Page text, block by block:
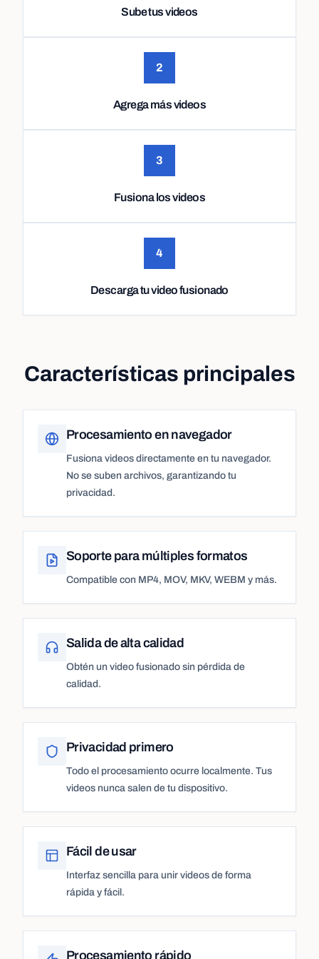
Sube tus videos
2
Agrega más videos
3
Fusiona los videos
4
Descarga tu video fusionado
Características principales
Procesamiento en navegador
Fusiona videos directamente en tu navegador.
No se suben archivos, garantizando tu
privacidad.
Soporte para múltiples formatos
Compatible con MP4, MOV, MKV, WEBM y más.
Salida de alta calidad
Obtén un video fusionado sin pérdida de
calidad.
Privacidad primero
Todo el procesamiento ocurre localmente. Tus
videos nunca salen de tu dispositivo.
Fácil de usar
Interfaz sencilla para unir videos de forma
rápida y fácil.
Procesamiento rápido